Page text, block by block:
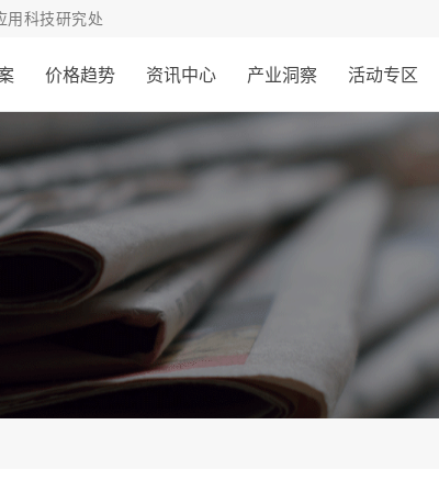
用科技研究处
价格趋势 资讯中心 产业洞察 活动专区